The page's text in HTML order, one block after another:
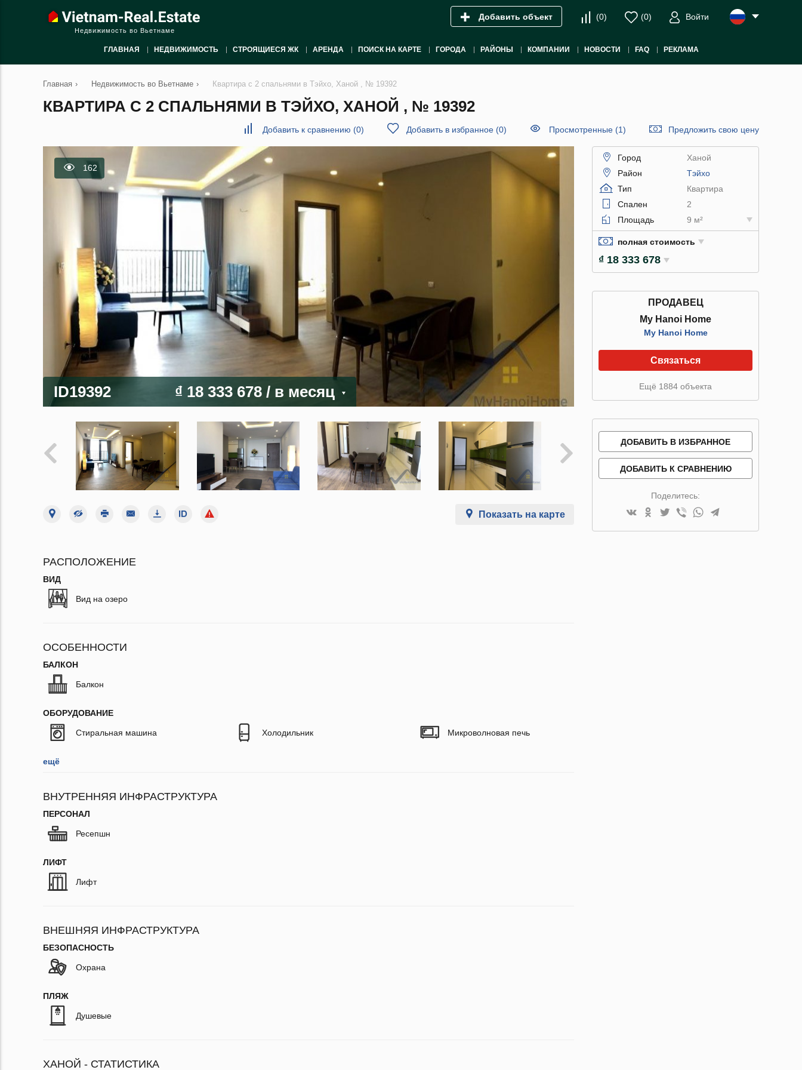
Недвижимость во Вьетнаме
Добавить объект (0) (0) Войти
ГЛАВНАЯ НЕДВИЖИМОСТЬ СТРОЯЩИЕСЯ ЖК АРЕНДА ПОИСК НА КАРТЕ ГОРОДА РАЙОНЫ КОМПАНИИ НОВОСТИ FAQ РЕКЛАМА
Главная › Недвижимость во Вьетнаме › Квартира с 2 спальнями в Тэйхо, Ханой , № 19392
КВАРТИРА С 2 СПАЛЬНЯМИ В ТЭЙХО, ХАНОЙ , № 19392
Добавить к сравнению (0) Добавить в избранное (0) Просмотренные (1) Предложить свою цену
162
ID19392 ₫ 18 333 678 / в месяц
Показать на карте
РАСПОЛОЖЕНИЕ
ВИД
Вид на озеро
ОСОБЕННОСТИ
БАЛКОН
Балкон
ОБОРУДОВАНИЕ
Стиральная машина Холодильник Микроволновая печь
ещё
ВНУТРЕННЯЯ ИНФРАСТРУКТУРА
ПЕРСОНАЛ
Ресепшн
ЛИФТ
Лифт
ВНЕШНЯЯ ИНФРАСТРУКТУРА
БЕЗОПАСНОСТЬ
Охрана
ПЛЯЖ
Душевые
ХАНОЙ - СТАТИСТИКА
Город
Ханой
Район
Тэйхо
Тип
Квартира
Спален
2
Площадь
9 м²
полная стоимость
₫ 18 333 678
ПРОДАВЕЦ
My Hanoi Home
My Hanoi Home
Связаться
Ещё 1884 объекта
ДОБАВИТЬ В ИЗБРАННОЕ
ДОБАВИТЬ К СРАВНЕНИЮ
Поделитесь: